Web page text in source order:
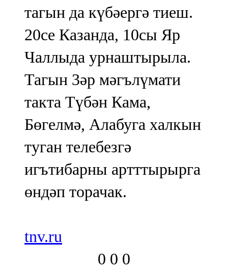
тагын да күбәергә тиеш.
20се Казанда, 10сы Яр
Чаллыда урнаштырыла.
Тагын 3әр мәгълүмати
такта Түбән Кама,
Бөгелмә, Алабуга халкын
туган телебезгә
игътибарны артттырырга
өндәп торачак.
tnv.ru
0 0 0